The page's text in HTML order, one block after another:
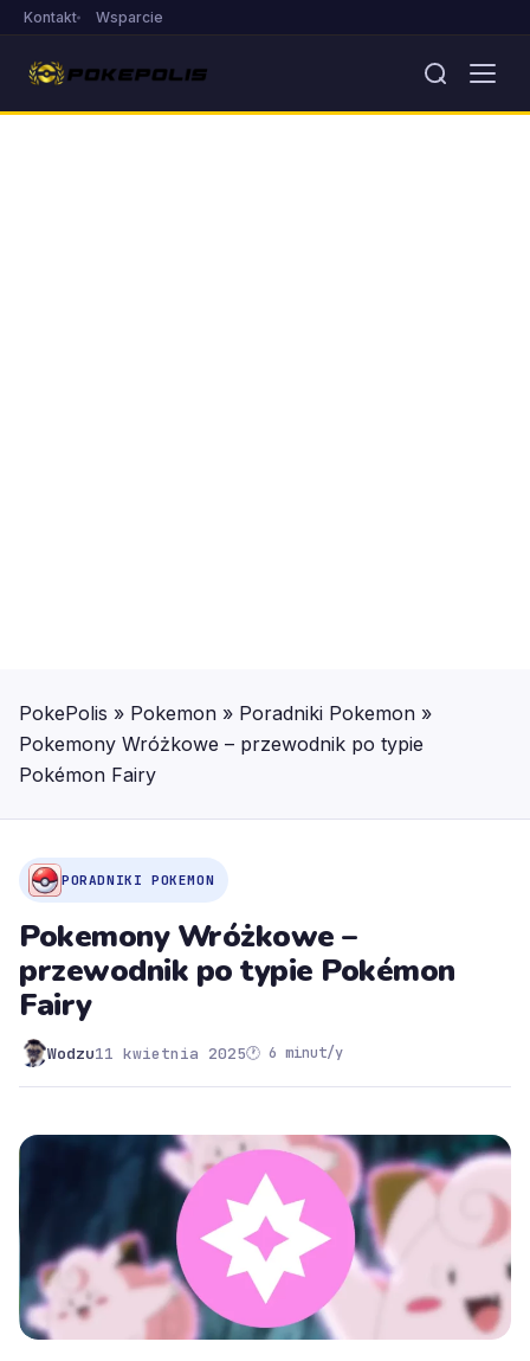
Kontakt Wsparcie
PokePolis » Pokemon » Poradniki Pokemon »
Pokemony Wróżkowe – przewodnik po typie
Pokémon Fairy
PORADNIKI POKEMON
Pokemony Wróżkowe –
przewodnik po typie Pokémon
Fairy
Wodzu11 kwietnia 2025🕐 6 minut/y